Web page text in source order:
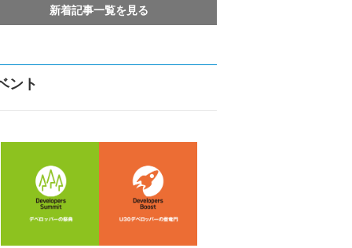
新着記事一覧を見る
ント